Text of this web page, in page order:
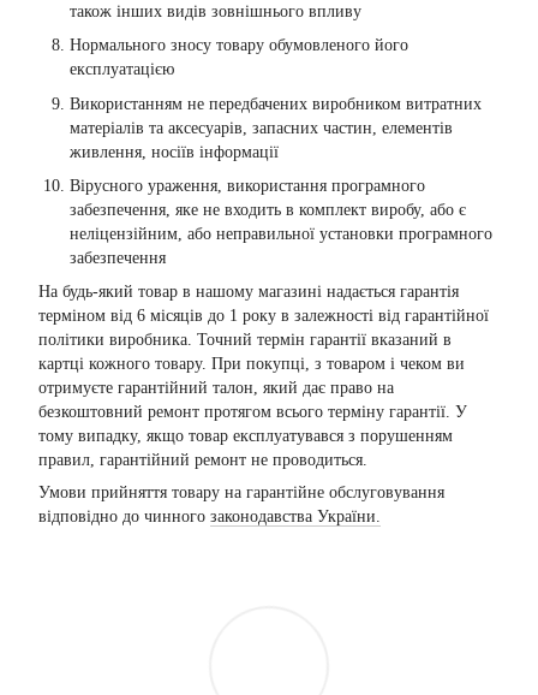
також інших видів зовнішнього впливу
Нормального зносу товару обумовленого його
експлуатацією
Використанням не передбачених виробником витратних
матеріалів та аксесуарів, запасних частин, елементів
живлення, носіїв інформації
Вірусного ураження, використання програмного
забезпечення, яке не входить в комплект виробу, або є
неліцензійним, або неправильної установки програмного
забезпечення
На будь-який товар в нашому магазині надається гарантія
терміном від 6 місяців до 1 року в залежності від гарантійної
політики виробника. Точний термін гарантії вказаний в
картці кожного товару. При покупці, з товаром і чеком ви
отримуєте гарантійний талон, який дає право на
безкоштовний ремонт протягом всього терміну гарантії. У
тому випадку, якщо товар експлуатувався з порушенням
правил, гарантійний ремонт не проводиться.
Умови прийняття товару на гарантійне обслуговування
відповідно до чинного законодавства України.